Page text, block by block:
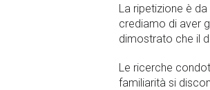
La ripetizione è
crediamo di aver
dimostrato che il
Le ricerche
familiarità si